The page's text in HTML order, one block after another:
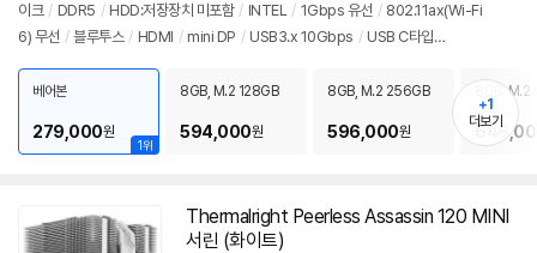
이크 / DDR5 / HDD:저장장치 미포함 / INTEL / 1Gbps 유선 / 802.11ax(Wi-Fi
6) 무선 / 블루투스 / HDMI / mini DP / USB3.x 10Gbps / USB C타입
치
기
1위
베어본
279,000원
8GB, M.2 128GB
594,000원
8GB, M.2 256GB
596,000원
8GB, M.2
+1
더보기
Thermalright Peerless Assassin 120 MINI
서린 (화이트)